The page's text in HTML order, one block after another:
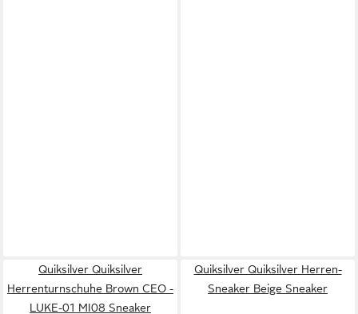
Quiksilver Quiksilver
Herrenturnschuhe Brown CEO -
LUKE-01 MI08 Sneaker
Quiksilver Quiksilver Herren-
Sneaker Beige Sneaker